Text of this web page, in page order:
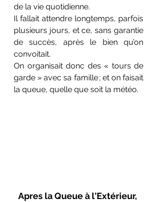
de la vie quotidienne.
Il fallait attendre longtemps, parfois
plusieurs jours, et ce, sans garantie
de succès, après le bien qu’on
convoitait.
On organisait donc des « tours de
garde » avec sa famille ; et on faisait
la queue, quelle que soit la météo.
Apres la Queue à l'Extérieur,